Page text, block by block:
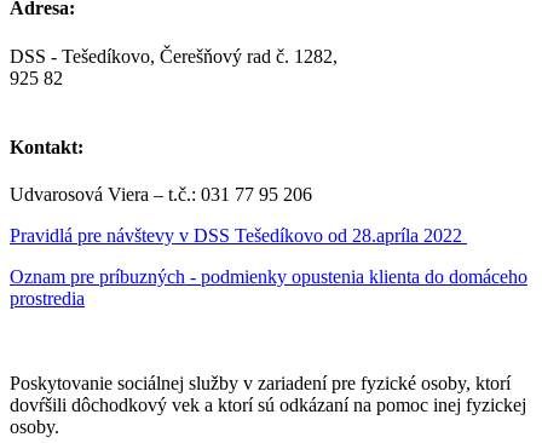
Adresa:
DSS - Tešedíkovo, Čerešňový rad č. 1282,
925 82
Kontakt:
Udvarosová Viera – t.č.: 031 77 95 206
Pravidlá pre návštevy v DSS Tešedíkovo od 28.apríla 2022
Oznam pre príbuzných - podmienky opustenia klienta do domáceho
prostredia
Poskytovanie sociálnej služby v zariadení pre fyzické osoby, ktorí
dovŕšili dôchodkový vek a ktorí sú odkázaní na pomoc inej fyzickej
osoby.